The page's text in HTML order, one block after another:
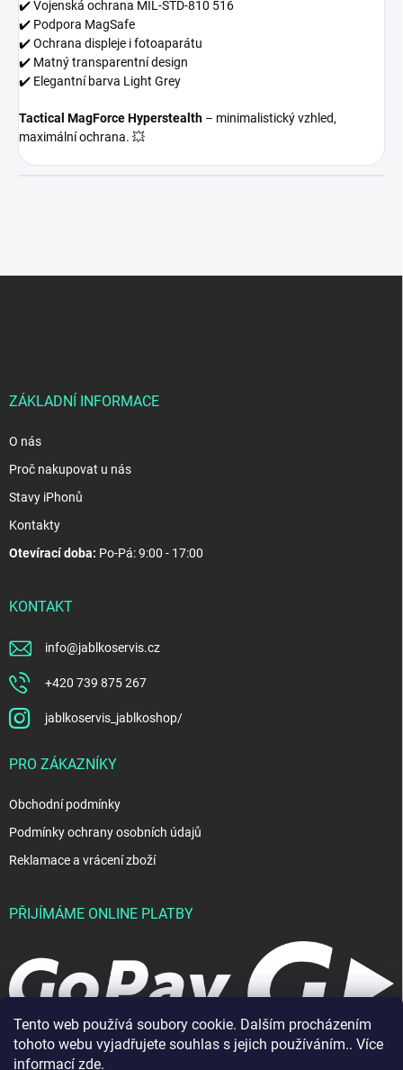
Tento web používá soubory cookie. Dalším procházením
tohoto webu vyjadřujete souhlas s jejich používáním.. Více
informací zde.
✔️ Vojenská ochrana MIL-STD-810 516
✔️ Podpora MagSafe
✔️ Ochrana displeje i fotoaparátu
✔️ Matný transparentní design
✔️ Elegantní barva Light Grey
Tactical MagForce Hyperstealth – minimalistický vzhled,
maximální ochrana. 💥
ZÁKLADNÍ INFORMACE
O nás
Proč nakupovat u nás
Stavy iPhonů
Kontakty
Otevírací doba: Po-Pá: 9:00 - 17:00
KONTAKT
info@jablkoservis.cz
+420 739 875 267
jablkoservis_jablkoshop/
PRO ZÁKAZNÍKY
Obchodní podmínky
Podmínky ochrany osobních údajů
Reklamace a vrácení zboží
PŘIJÍMÁME ONLINE PLATBY